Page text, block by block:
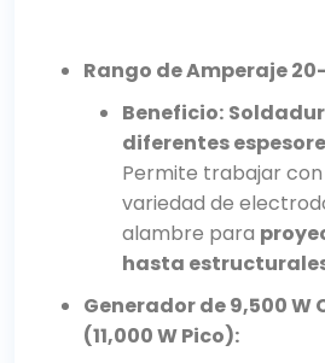
Rango de Amperaje
Beneficio:
diferentes
Permite trabajar
variedad de
alambre para
hasta
Generador de 9,500 W
(11,000 W Pico):